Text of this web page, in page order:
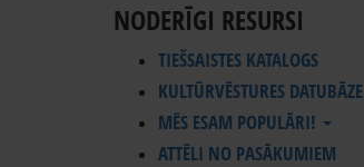
NODERĪGI RESURSI
TIEŠSAISTES KATALOGS
KULTŪRVĒSTURES DATUBĀZE
MĒS ESAM POPULĀRI!
ATTĒLI NO PASĀKUMIEM